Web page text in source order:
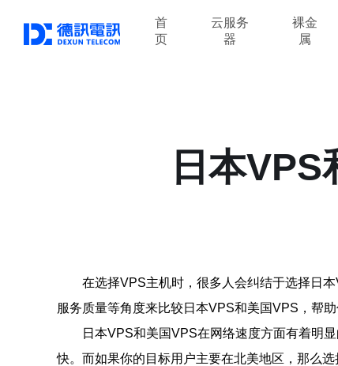
首
页
云服务
器
裸金
属
日本
在选择VPS主机时，很多人会纠结于选择日
服务质量等角度来比较日本VPS和美国VPS，帮助
日本VPS和美国VPS在网络速度方面有着明
快。而如果你的目标用户主要在北美地区，那么